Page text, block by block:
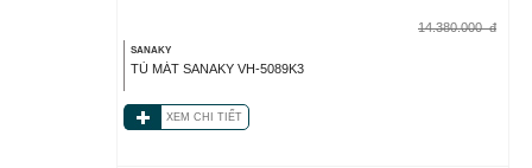
14.380.000 đ
SANAKY
TỦ MÁT SANAKY VH-5089K3
XEM CHI TIẾT